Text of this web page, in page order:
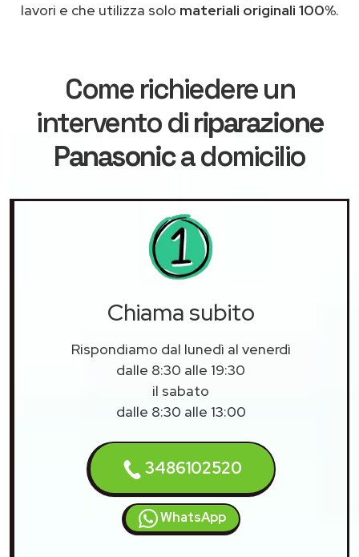
lavori e che utilizza solo materiali originali 100%.
Come richiedere un
intervento diriparazione
Panasonica domicilio
Chiama subito
Rispondiamo dal lunedì al venerdì
dalle 8:30 alle 19:30
il sabato
dalle 8:30 alle 13:00
3486102520
WhatsApp